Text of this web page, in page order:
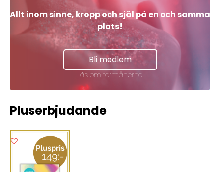
Allt inom sinne, kropp och själ på en och samma
plats!
Bli medlem
Läs om förmånerna
Pluserbjudande